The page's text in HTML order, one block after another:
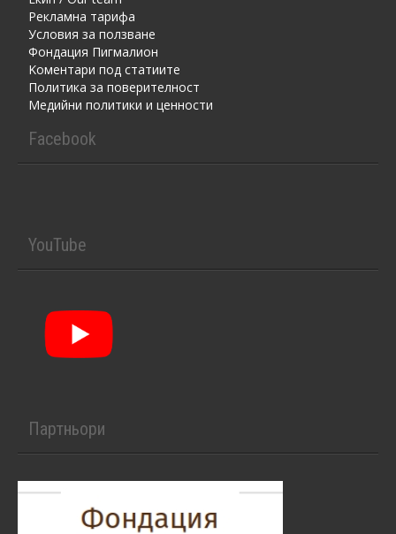
Рекламна тарифа
Условия за ползване
Фондация Пигмалион
Kоментaри под статиите
Политика за поверителност
Медийни политики и ценности
Facebook
YouTube
Партньори